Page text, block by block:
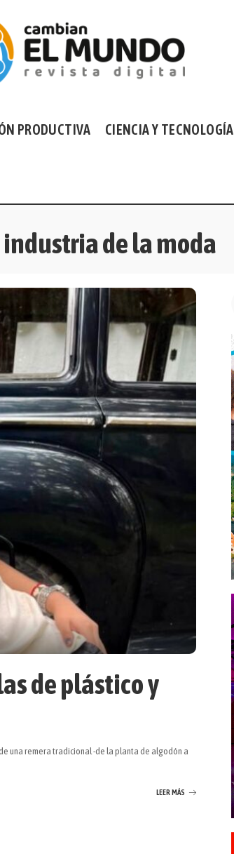
PRODUCTIVA CIENCIA Y TECNOLOGÍA
industria de la moda
de plástico y
una remera tradicional -de la planta de algodón a
LEER MÁS